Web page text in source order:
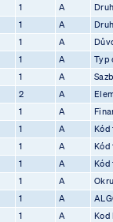
1 A
1 A
1 A
1 A Typ
1 A
2 A
1 A
1 A Kód
1 A Kód
1 A Kód
1 A
1 A
1 A Kod